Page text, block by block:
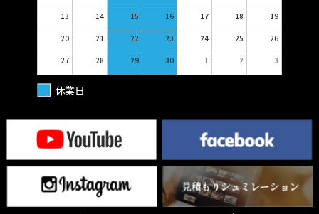
13 14 15 16 17 18 19
20 21 22 23 24 25 26
27 28 29 30 1 2 3
休業日